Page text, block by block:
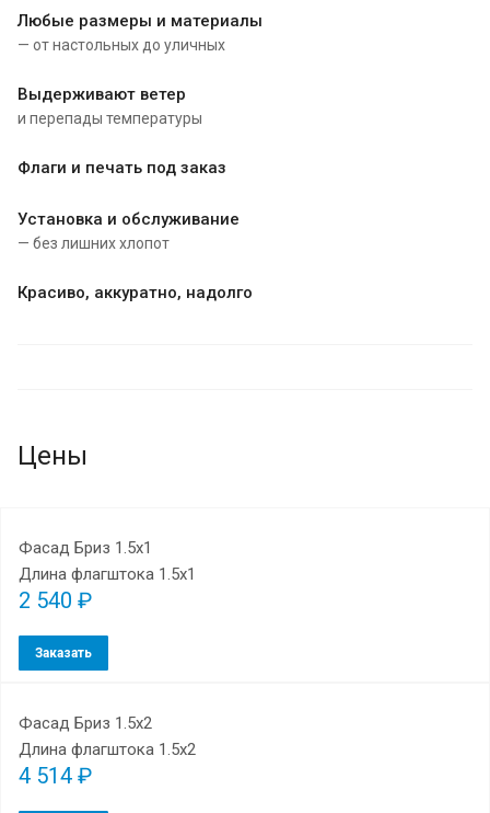
Любые размеры и материалы
— от настольных до уличных
Выдерживают ветер
и перепады температуры
Флаги и печать под заказ
Установка и обслуживание
— без лишних хлопот
Красиво, аккуратно, надолго
Цены
Фасад Бриз 1.5х1
Длина флагштока 1.5х1
2 540 ₽
Заказать
Фасад Бриз 1.5х2
Длина флагштока 1.5х2
4 514 ₽